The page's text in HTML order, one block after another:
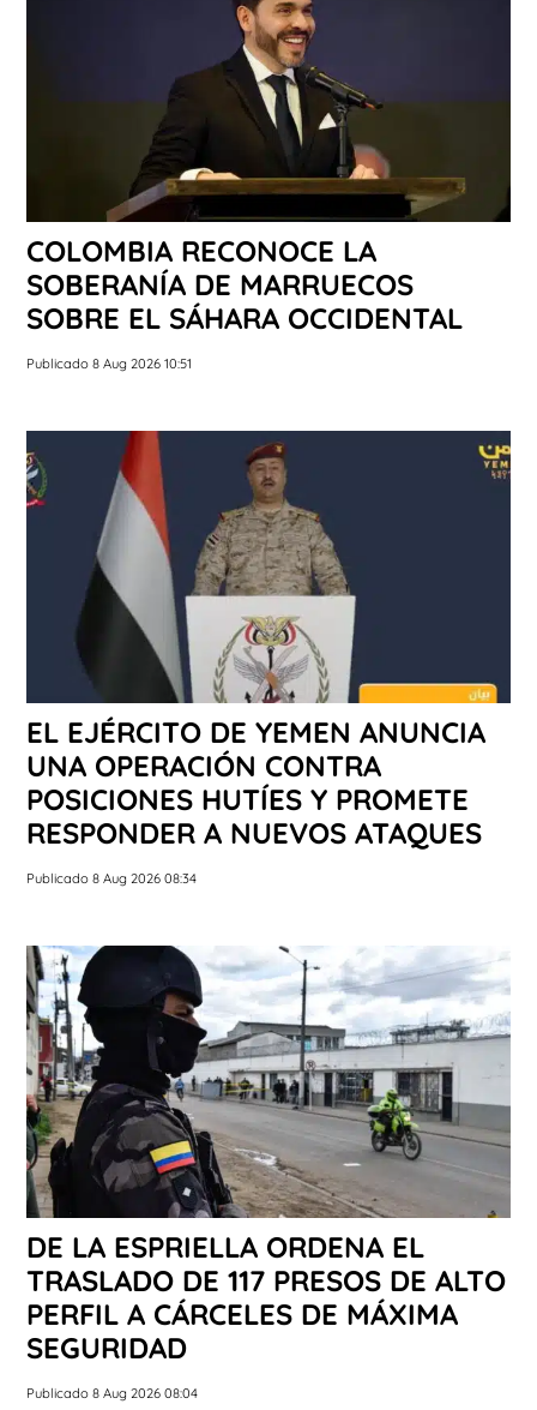
COLOMBIA RECONOCE LA
SOBERANÍA DE MARRUECOS
SOBRE EL SÁHARA OCCIDENTAL
Publicado 8 Aug 2026 10:51
EL EJÉRCITO DE YEMEN ANUNCIA
UNA OPERACIÓN CONTRA
POSICIONES HUTÍES Y PROMETE
RESPONDER A NUEVOS ATAQUES
Publicado 8 Aug 2026 08:34
DE LA ESPRIELLA ORDENA EL
TRASLADO DE 117 PRESOS DE ALTO
PERFIL A CÁRCELES DE MÁXIMA
SEGURIDAD
Publicado 8 Aug 2026 08:04